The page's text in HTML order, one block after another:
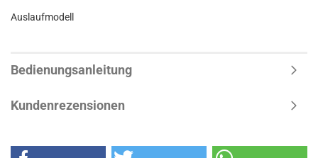
Auslaufmodell
Bedienungsanleitung
Kundenrezensionen